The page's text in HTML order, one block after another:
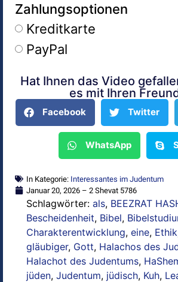
Zahlungsoptionen
Kreditkarte
PayPal
Alternative:
Hat Ihnen das Video
es mit Ihren
Facebook Twitter
WhatsApp
In Kategorie: Interessantes im Judentum
Januar 20, 2026 – 2 Shevat 5786
Schlagwörter: als, BEEZRAT
Bescheidenheit, Bibel,
Charakterentwicklung, eine, Ethik
gläubiger, Gott, Halachos des
Halachot des Judentums,
jüden, Judentum, jüdisch, Kuh,